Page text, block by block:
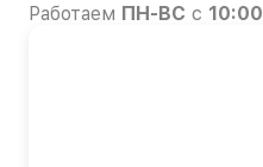
Работаем ПН-ВС с 10:00